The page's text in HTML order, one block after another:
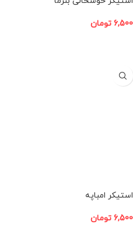
6,500 تومان
استیکر امباپه
6,500 تومان